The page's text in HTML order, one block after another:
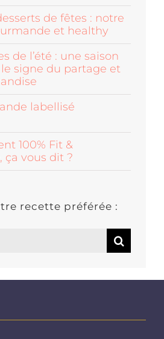
de fêtes : notre
et healthy
de l’été : une saison
signe du partage et
labellisé
100% Fit &
ça vous dit ?
recette préférée :